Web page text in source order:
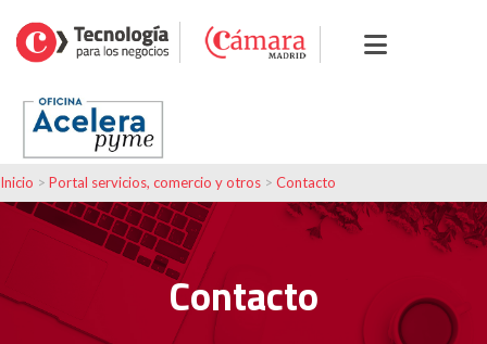
Inicio > Portal servicios, comercio y otros > Contacto
Contacto